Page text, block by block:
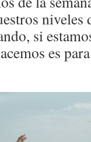
niveles
si
es